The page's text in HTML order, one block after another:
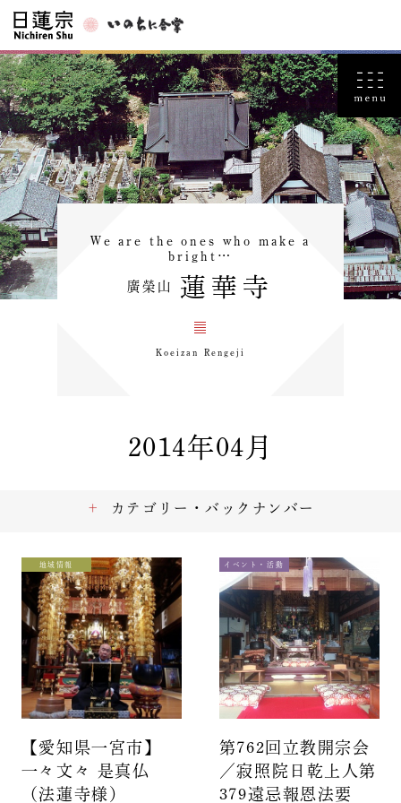
We are the ones who make a
bright…
廣榮山 蓮華寺
Koeizan Rengeji
2014年04月
地域情報
【愛知県一宮市】
一々文々 是真仏
（法蓮寺様）
イベント・活動
第762回立教開宗会
／寂照院日乾上人第
379遠忌報恩法要
カテゴリー・バックナンバー